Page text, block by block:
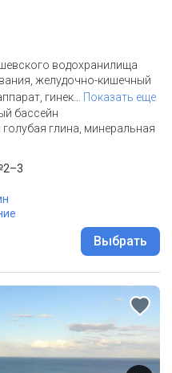
водохранилища
желудочно-кишечный
гинек
Показать еще
бассейн
глина, минеральная
Выбрать